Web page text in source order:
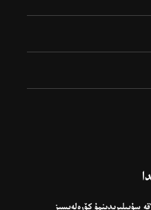
سۇپىلىرىدىنمۇ كۆرەلەيسىز